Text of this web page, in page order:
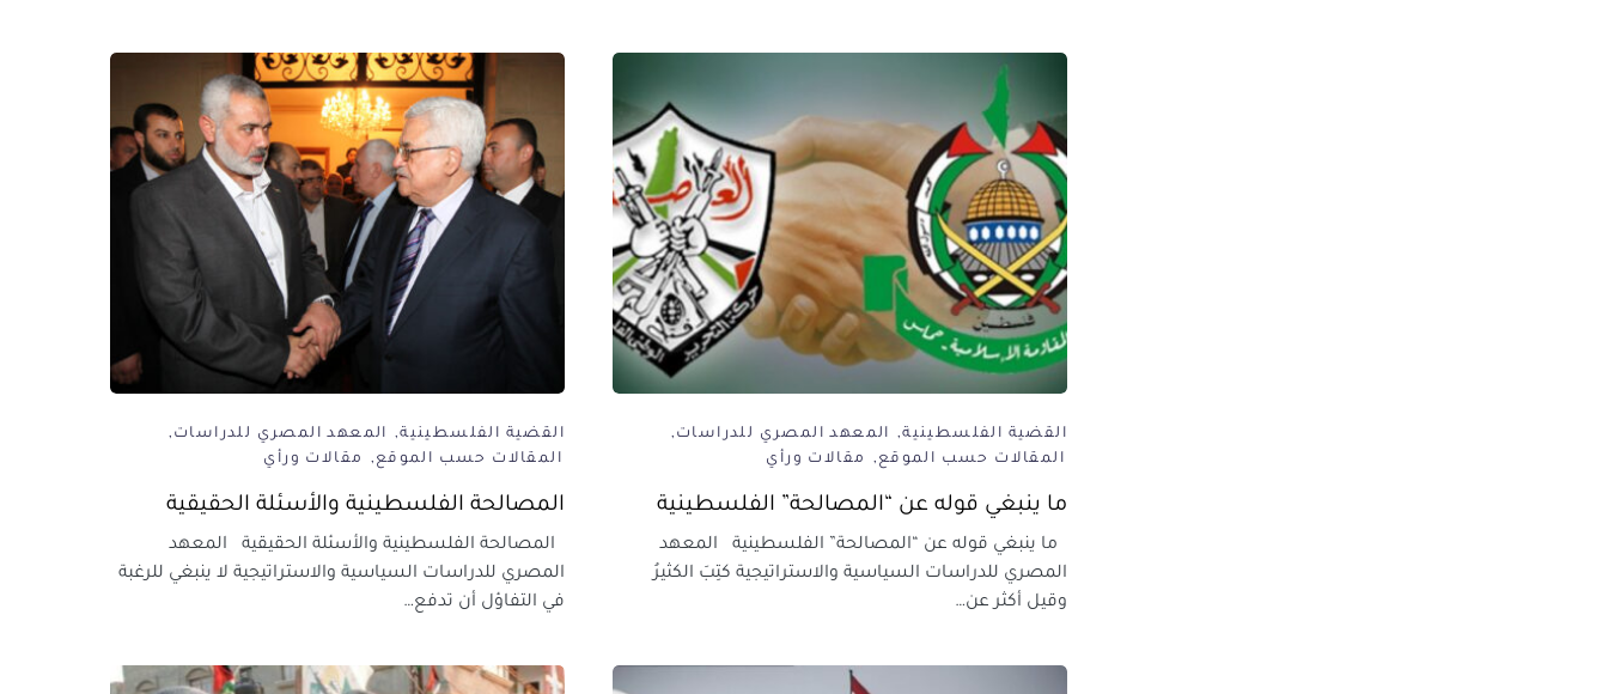
القضية الفلسطينية
المعهد المصري للدراسات
المقالات حسب الموقع
مقالات ورأي
ما ينبغي قوله عن “المصالحة” الفلسطينية
ما ينبغي قوله عن “المصالحة” الفلسطينية المعهد
المصري للدراسات السياسية والاستراتيجية كتِبَ الكثيرُ
وقيل أكثر عن…
القضية الفلسطينية
المعهد المصري للدراسات
المقالات حسب الموقع
مقالات ورأي
المصالحة الفلسطينية والأسئلة الحقيقية
المصالحة الفلسطينية والأسئلة الحقيقية المعهد
المصري للدراسات السياسية والاستراتيجية لا ينبغي للرغبة
في التفاؤل أن تدفع…